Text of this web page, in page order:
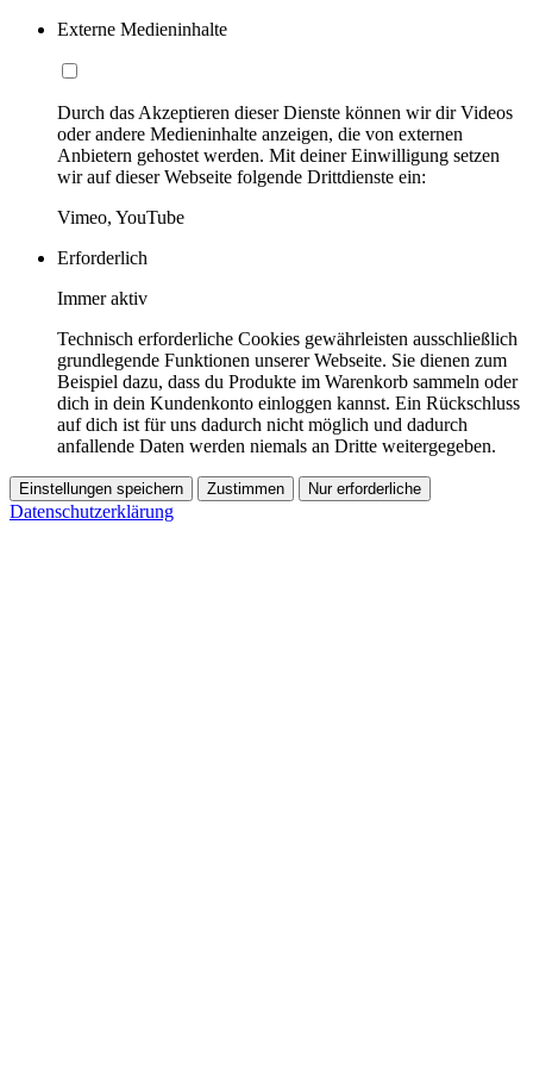
Externe Medieninhalte
Durch das Akzeptieren dieser Dienste können wir dir Videos
oder andere Medieninhalte anzeigen, die von externen
Anbietern gehostet werden. Mit deiner Einwilligung setzen
wir auf dieser Webseite folgende Drittdienste ein:
Vimeo, YouTube
Erforderlich
Immer aktiv
Technisch erforderliche Cookies gewährleisten ausschließlich
grundlegende Funktionen unserer Webseite. Sie dienen zum
Beispiel dazu, dass du Produkte im Warenkorb sammeln oder
dich in dein Kundenkonto einloggen kannst. Ein Rückschluss
auf dich ist für uns dadurch nicht möglich und dadurch
anfallende Daten werden niemals an Dritte weitergegeben.
Einstellungen speichern Zustimmen Nur erforderliche
Datenschutzerklärung